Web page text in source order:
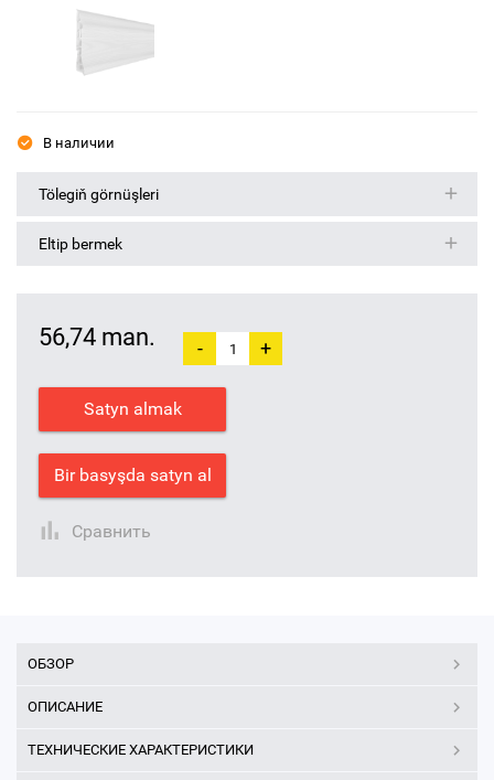
В наличии
Tölegiň görnüşleri
Eltip bermek
56,74 man. - +
Satyn almak
Bir basyşda satyn al
Сравнить
ОБЗОР
ОПИСАНИЕ
ТЕХНИЧЕСКИЕ ХАРАКТЕРИСТИКИ